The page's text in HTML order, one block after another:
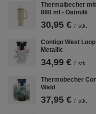
Thermalbecher
880 ml - Oatmilk
30,95 € / stk.
Contigo West
Metallic
34,99 € / stk.
Thermobecher
Wald
37,95 € / stk.